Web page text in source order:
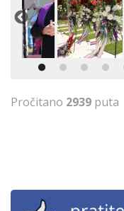
Pročitano 2939 puta